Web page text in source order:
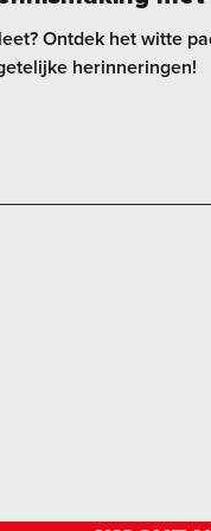
Ontdek het witte
herinneringen!